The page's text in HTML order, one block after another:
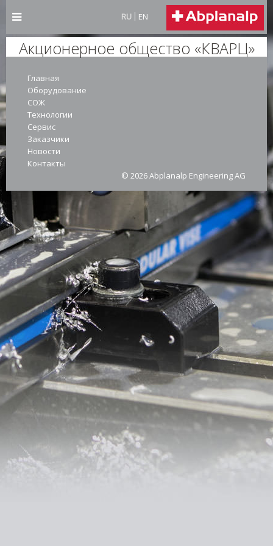
RU EN
Акционерное общество «КВАРЦ»
Главная
Оборудование
СОЖ
Технологии
Сервис
Заказчики
Новости
Контакты
© 2026 Abplanalp Engineering AG